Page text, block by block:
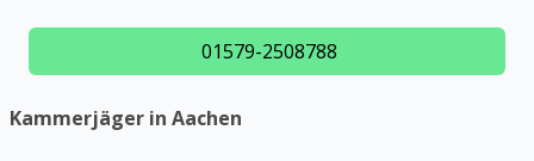
01579-2508788
Kammerjäger in Aachen